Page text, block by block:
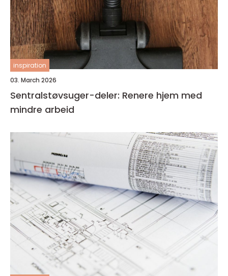
inspiration
03. March 2026
Sentralstøvsuger-deler: Renere hjem med
mindre arbeid